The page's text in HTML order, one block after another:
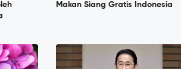
Makan Siang Gratis Indonesia